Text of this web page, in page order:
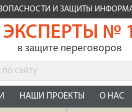
И ЗАЩИТЫ
ЭКСПЕРТЫ №
в защите переговоров
НАШИ ПРОЕКТЫ О НАС